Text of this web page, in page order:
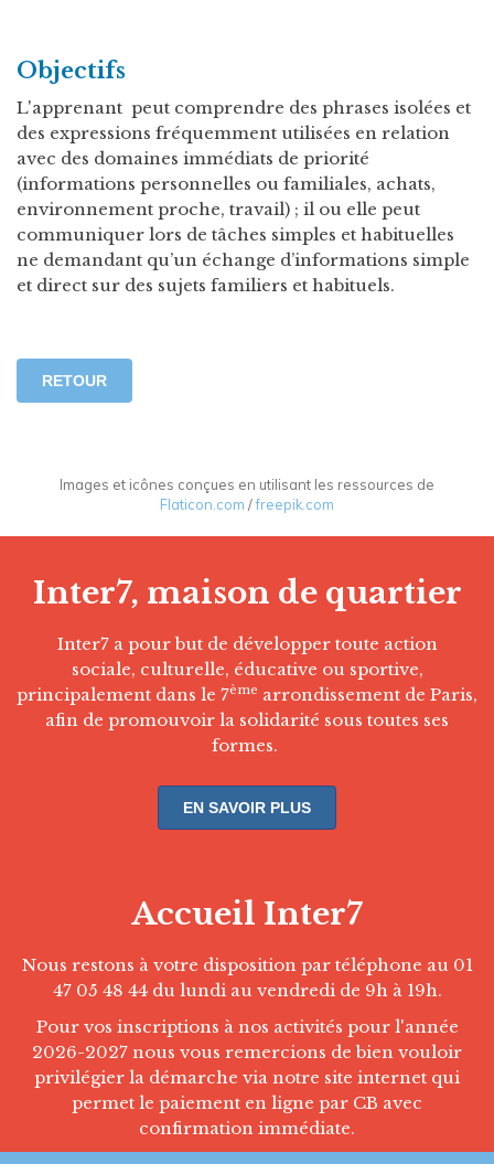
Objectifs
L'apprenant peut comprendre des phrases isolées et
des expressions fréquemment utilisées en relation
avec des domaines immédiats de priorité
(informations personnelles ou familiales, achats,
environnement proche, travail) ; il ou elle peut
communiquer lors de tâches simples et habituelles
ne demandant qu’un échange d’informations simple
et direct sur des sujets familiers et habituels.
RETOUR
Images et icônes conçues en utilisant les ressources de
Flaticon.com /freepik.com
Inter7, maison de quartier
Inter7 a pour but de développer toute action
sociale, culturelle, éducative ou sportive,
principalement dans le 7ème arrondissement de Paris,
afin de promouvoir la solidarité sous toutes ses
formes.
EN SAVOIR PLUS
Accueil Inter7
Nous restons à votre disposition par téléphone au 01
47 05 48 44 du lundi au vendredi de 9h à 19h.
Pour vos inscriptions à nos activités pour l'année
2026-2027 nous vous remercions de bien vouloir
privilégier la démarche via notre site internet qui
permet le paiement en ligne par CB avec
confirmation immédiate.